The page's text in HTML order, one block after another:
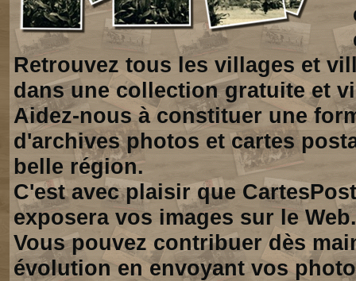
Retrouvez tous les villages et
dans une collection gratuite et
Aidez-nous à constituer une
d'archives photos et cartes
belle région.
C'est avec plaisir que
exposera vos images sur le Web.
Vous pouvez contribuer dès
évolution en envoyant vos